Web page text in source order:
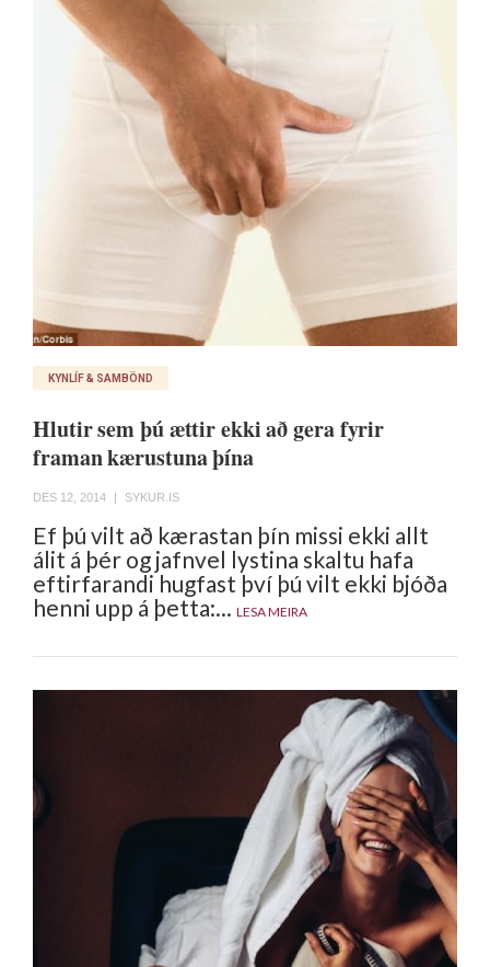
KYNLÍF & SAMBÖND
Hlutir sem þú ættir ekki að gera fyrir
framan kærustuna þína
DES 12, 2014 | SYKUR.IS
Ef þú vilt að kærastan þín missi ekki allt
álit á þér og jafnvel lystina skaltu hafa
eftirfarandi hugfast því þú vilt ekki bjóða
henni upp á þetta:... LESA MEIRA